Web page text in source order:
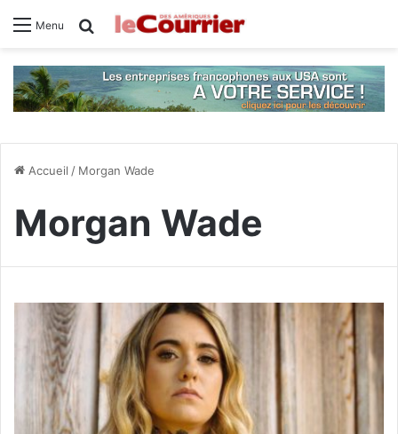
Menu Rechercher
Accueil / Morgan Wade
Morgan Wade